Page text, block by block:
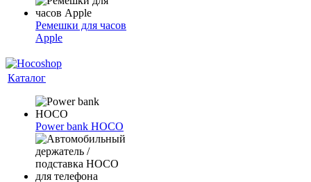
Ремешки для часов
Apple
Каталог
Power bank HOCO